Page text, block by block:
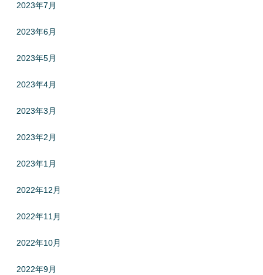
2023年7月
2023年6月
2023年5月
2023年4月
2023年3月
2023年2月
2023年1月
2022年12月
2022年11月
2022年10月
2022年9月